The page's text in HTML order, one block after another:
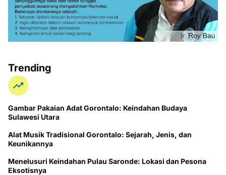
Trending
Gambar Pakaian Adat Gorontalo: Keindahan Budaya
Sulawesi Utara
Alat Musik Tradisional Gorontalo: Sejarah, Jenis, dan
Keunikannya
Menelusuri Keindahan Pulau Saronde: Lokasi dan Pesona
Eksotisnya